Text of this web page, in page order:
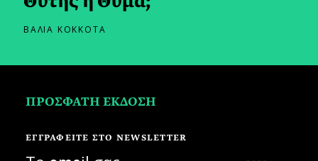
ΒΑΛΙΑ ΚΟΚΚΟΤΑ
ΠΡΟΣΦΑΤΗ ΕΚΔΟΣΗ
ΕΓΓΡΑΦΕΙΤΕ ΣΤΟ NEWSLETTER